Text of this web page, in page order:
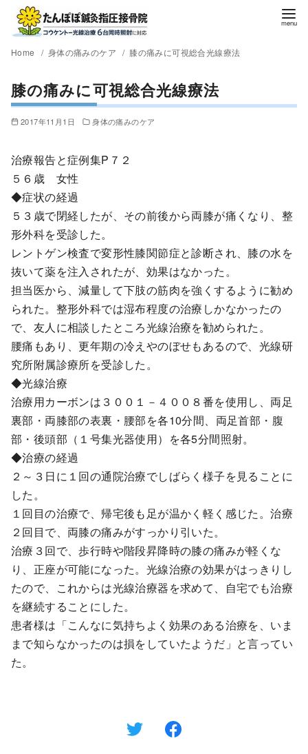
Home 身体の痛みのケア 膝の痛みに可視総合光線療法
膝の痛みに可視総合光線療法
2017年11月1日 身体の痛みのケア
治療報告と症例集P７２
５６歳 女性
◆症状の経過
５３歳で閉経したが、その前後から両膝が痛くなり、整
形外科を受診した。
レントゲン検査で変形性膝関節症と診断され、膝の水を
抜いて薬を注入されたが、効果はなかった。
担当医から、減量して下肢の筋肉を強くするように勧め
られた。整形外科では湿布程度の治療しかなかったの
で、友人に相談したところ光線治療を勧められた。
腰痛もあり、更年期の冷えやのぼせもあるので、光線研
究所附属診療所を受診した。
◆光線治療
治療用カーボンは３００１－４００８番を使用し、両足
裏部・両膝部の表裏・腰部を各10分間、両足首部・腹
部・後頭部（１号集光器使用）を各5分間照射。
◆治療の経過
２～３日に１回の通院治療でしばらく様子を見ることに
した。
１回目の治療で、帰宅後も足が温かく軽く感じた。治療
２回目で、両膝の痛みがすっかり引いた。
治療３回で、歩行時や階段昇降時の膝の痛みが軽くな
り、正座が可能になった。光線治療の効果がはっきりし
たので、これからは光線治療器を求めて、自宅でも治療
を継続することにした。
患者様は「こんなに気持ちよく効果のある治療を、いま
まで知らなかったのは損をしていたようだ」と言ってい
た。